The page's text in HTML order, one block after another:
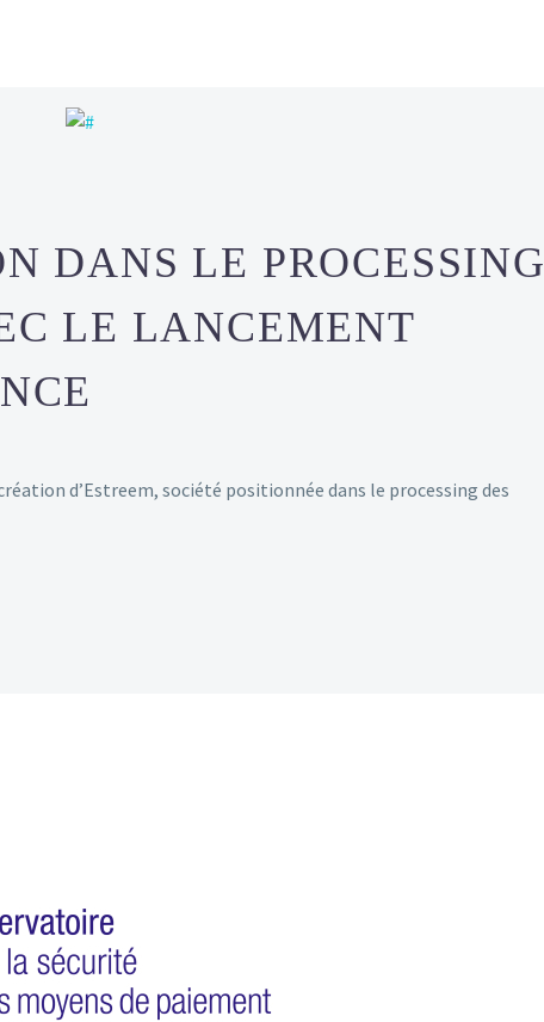
DANS LE PROCESSING
LE LANCEMENT
d’Estreem, société positionnée dans le processing des